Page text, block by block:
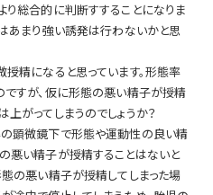
り総合的に判断すすることになりま
あまり強い誘発は行わないかと思
精になると思っています。形態率
ですが、仮に形態の悪い精子が授精
がってしまうのでしょうか？
顕微鏡下で形態や運動性の良い精
悪い精子が授精することはないと
の悪い精子が授精してしまった場